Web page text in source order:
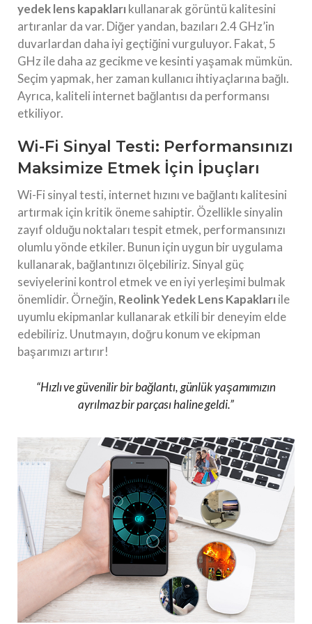
yedek lens kapaklarıkullanarak görüntü kalitesini
artıranlar da var. Diğer yandan, bazıları 2.4 GHz’in
duvarlardan daha iyi geçtiğini vurguluyor. Fakat, 5
GHz ile daha az gecikme ve kesinti yaşamak mümkün.
Seçim yapmak, her zaman kullanıcı ihtiyaçlarına bağlı.
Ayrıca, kaliteli internet bağlantısı da performansı
etkiliyor.
Wi-Fi Sinyal Testi: Performansınızı
Maksimize Etmek İçin İpuçları
Wi-Fi sinyal testi, internet hızını ve bağlantı kalitesini
artırmak için kritik öneme sahiptir. Özellikle sinyalin
zayıf olduğu noktaları tespit etmek, performansınızı
olumlu yönde etkiler. Bunun için uygun bir uygulama
kullanarak, bağlantınızı ölçebiliriz. Sinyal güç
seviyelerini kontrol etmek ve en iyi yerleşimi bulmak
önemlidir. Örneğin, Reolink Yedek Lens Kapaklarıile
uyumlu ekipmanlar kullanarak etkili bir deneyim elde
edebiliriz. Unutmayın, doğru konum ve ekipman
başarımızı artırır!
“Hızlı ve güvenilir bir bağlantı, günlük yaşamımızın
ayrılmaz bir parçası haline geldi.”